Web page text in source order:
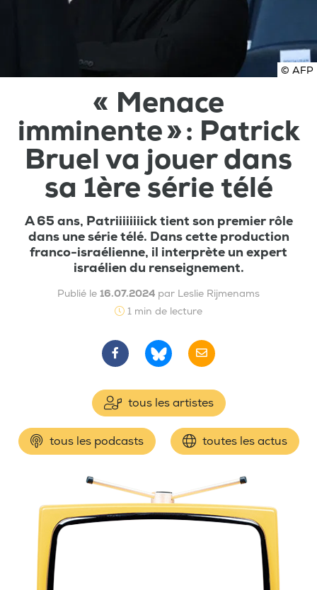
© AFP
« Menace
imminente » : Patrick
Bruel va jouer dans
sa 1ère série télé
A 65 ans, Patriiiiiiiick tient son premier rôle
dans une série télé. Dans cette production
franco-israélienne, il interprète un expert
israélien du renseignement.
Publié le 16.07.2024 par Leslie Rijmenams
1 min de lecture
tous les artistes
tous les podcasts toutes les actus